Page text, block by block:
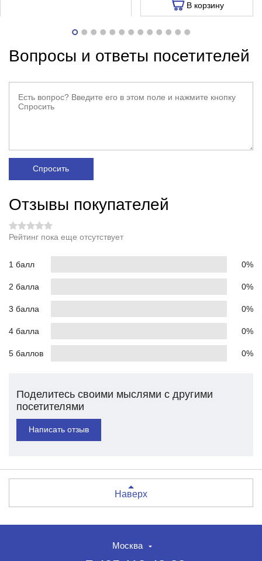
В корзину
Вопросы и ответы посетителей
Спросить
Отзывы покупателей
Рейтинг пока еще отсутствует
1 балл 0%
2 балла 0%
3 балла 0%
4 балла 0%
5 баллов 0%
Поделитесь своими мыслями с другими
посетителями
Написать отзыв
Наверх
Москва